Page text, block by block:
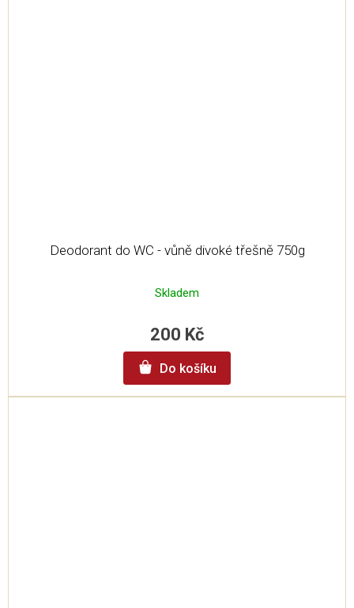
Deodorant do WC - vůně divoké třešně 750g
Skladem
200 Kč
Do košíku